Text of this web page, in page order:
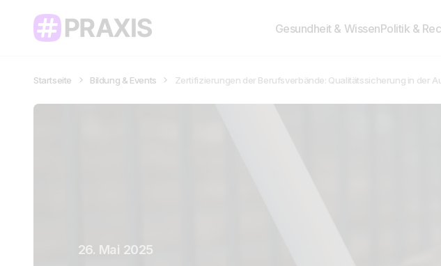
Gesundheit & WissenPolitik &
Startseite Bildung & Events Zertifizierungen der Berufsverbände: Qualitätssicherung in der
26. Mai 2025